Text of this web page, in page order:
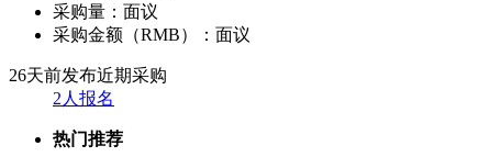
采购量： 面议
采购金额（RMB）： 面议
26天前发布近期采购
2人报名
热门推荐